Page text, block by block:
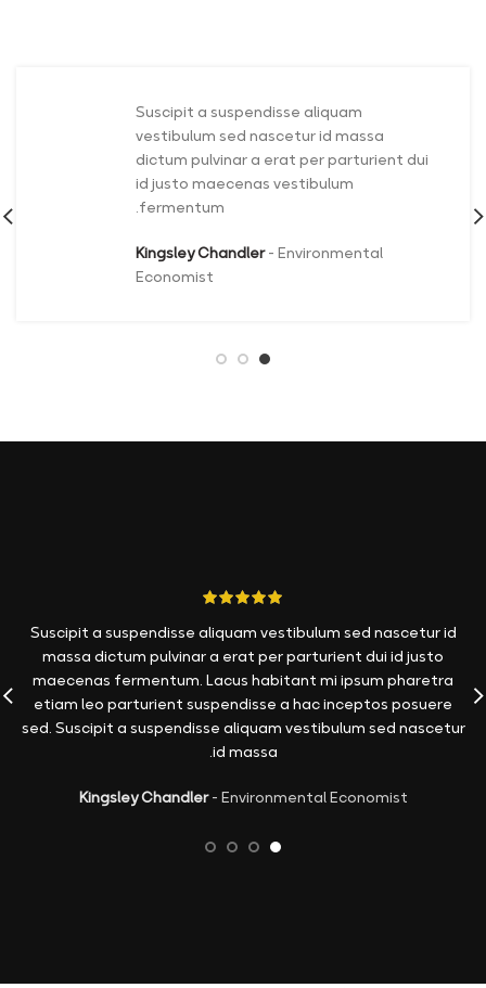
Suscipit a suspendisse aliquam
vestibulum sed nascetur id massa
dictum pulvinar a erat per parturient dui
id justo maecenas vestibulum
fermentum.
Kingsley Chandler Environmental
Economist
Suscipit a suspendisse aliquam vestibulum sed nascetur id
massa dictum pulvinar a erat per parturient dui id justo
maecenas fermentum. Lacus habitant mi ipsum pharetra
etiam leo parturient suspendisse a hac inceptos posuere
sed. Suscipit a suspendisse aliquam vestibulum sed nascetur
id massa.
Kingsley Chandler Environmental Economist